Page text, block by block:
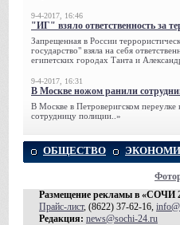
9-4-2017, 16:46
"ИГ" взяло ответственность за
Запрещенная в России
государство" взяла на себя
египетских городах Танта и
9-4-2017, 16:31
В Москве ножом ранили
В Москве в Петроверигском переулке
сотрудницу полиции..»
ОБЩЕСТВО
Размещение рекламы в «СОЧИ
Прайс-лист, (8622) 37-62-16,
Редакция: news@sochi-24.ru